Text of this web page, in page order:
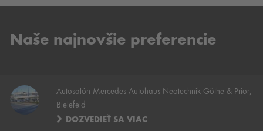
Naše najnovšie preferencie
Autosalón Mercedes Autohaus Neotechnik Göthe & Prior,
Bielefeld
DOZVEDIEŤ SA VIAC